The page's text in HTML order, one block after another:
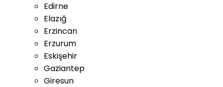
Edirne
Elazığ
Erzincan
Erzurum
Eskişehir
Gaziantep
Giresun